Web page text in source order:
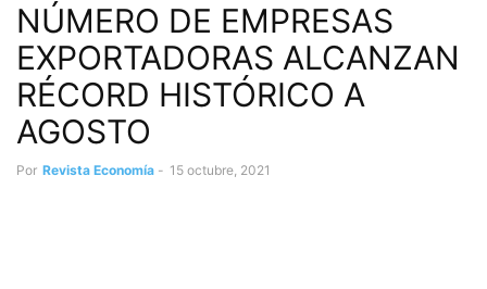
NÚMERO DE EMPRESAS
EXPORTADORAS ALCANZAN
RÉCORD HISTÓRICO A
AGOSTO
Por Revista Economía - 15 octubre, 2021